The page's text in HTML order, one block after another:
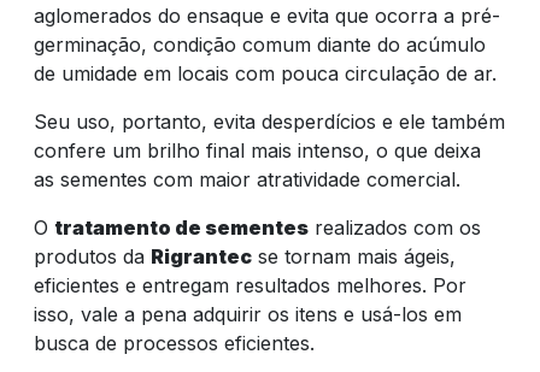
aglomerados do ensaque e evita que ocorra a pré-
germinação, condição comum diante do acúmulo
de umidade em locais com pouca circulação de ar.
Seu uso, portanto, evita desperdícios e ele também
confere um brilho final mais intenso, o que deixa
as sementes com maior atratividade comercial.
O tratamento de sementes realizados com os
produtos da Rigrantec se tornam mais ágeis,
eficientes e entregam resultados melhores. Por
isso, vale a pena adquirir os itens e usá-los em
busca de processos eficientes.